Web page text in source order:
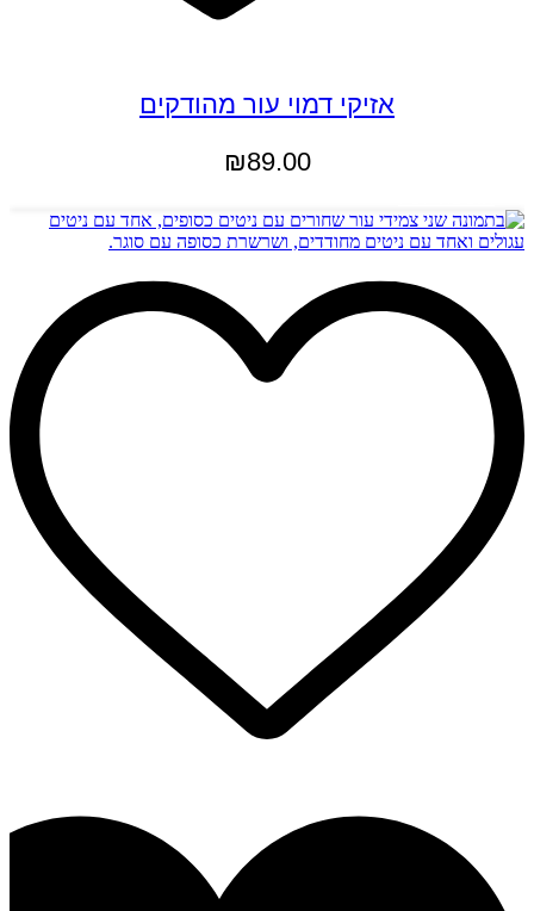
אזיקי דמוי עור מהודקים
₪89.00